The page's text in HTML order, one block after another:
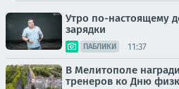
Утро по-настоящему
зарядки
ПАБЛИКИ 11:37
В Мелитополе
тренеров ко Дню